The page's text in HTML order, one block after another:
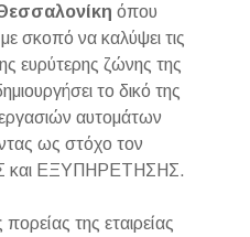
όπου
σκοπό να καλύψει τις
ευρύτερης ζώνης της
το δικό της
αυτομάτων
ως στόχο τον
και ΕΞΥΠΗΡΕΤΗΣΗΣ.
της εταιρείας